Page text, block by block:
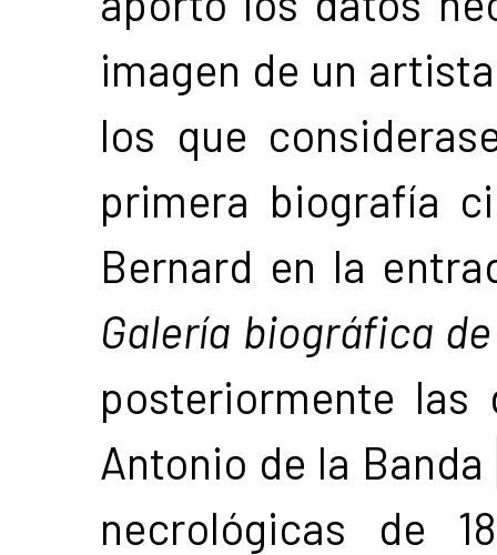
imagen de un
los que
primera biografía
Bernard en la
Galería biográfica
posteriormente
Antonio de la Banda
necrológicas de